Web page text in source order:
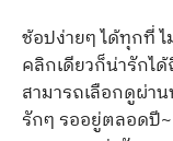
ช้อปง่ายๆ ได้ทุกที่
คลิกเดียวก็น่ารักไ
สามารถเลือกดูผ่า
รักๆ รออยู่ตลอดปี